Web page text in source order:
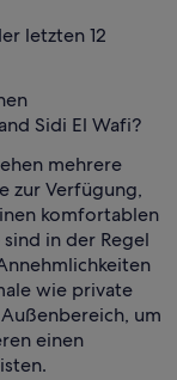
letzten 12
Sidi El Wafi?
mehrere
zur Verfügung,
komfortablen
in der Regel
wie private
um
einen